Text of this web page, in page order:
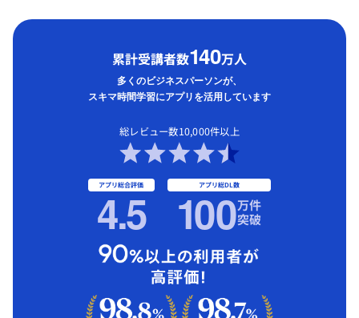
累計受講者数140万人
多くのビジネスパーソンが、
スキマ時間学習にアプリを活用しています
総レビュー数10,000件以上
アプリ総合評価
4.5 アプリ総DL数
100万件
突破